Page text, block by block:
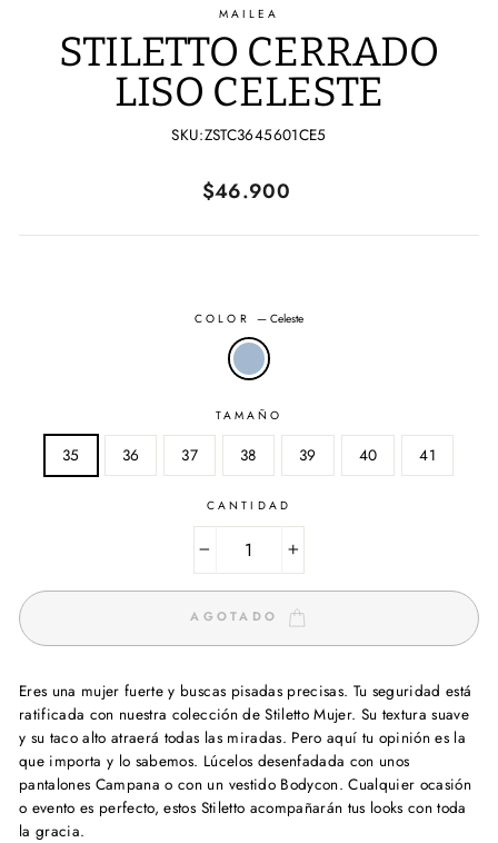
MAILEA
STILETTO CERRADO
LISO CELESTE
SKU:ZSTC3645601CE5
Precio
Precio
oferta
$46.900
COLOR — Celeste
TAMAÑO
35 36 37 38 39 40 41
CANTIDAD
AGOTADO
Eres una mujer fuerte y buscas pisadas precisas. Tu seguridad está
ratificada con nuestra colección de Stiletto Mujer. Su textura suave
y su taco alto atraerá todas las miradas. Pero aquí tu opinión es la
que importa y lo sabemos. Lúcelos desenfadada con unos
pantalones Campana o con un vestido Bodycon. Cualquier ocasión
o evento es perfecto, estos Stiletto acompañarán tus looks con toda
la gracia.